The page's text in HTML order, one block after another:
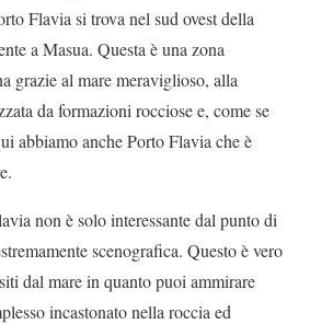
Flavia si trova nel sud ovest della
a Masua. Questa è una zona
grazie al mare meraviglioso, alla
da formazioni rocciose e, come se
abbiamo anche Porto Flavia che è
non è solo interessante dal punto di
scenografica. Questo è vero
dal mare in quanto puoi ammirare
incastonato nella roccia ed